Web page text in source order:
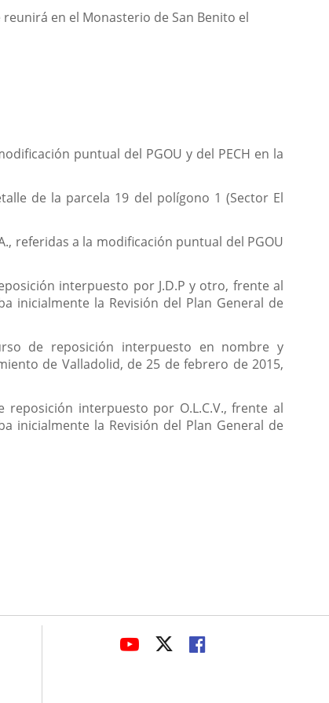
en el Monasterio de San Benito el
puntual del PGOU y del PECH en la
de la parcela 19 del polígono 1 (Sector El
referidas a la modificación puntual del PGOU
interpuesto por J.D.P y otro, frente al
inicialmente la Revisión del Plan General de
de reposición interpuesto en nombre y
de Valladolid, de 25 de febrero de 2015,
interpuesto por O.L.C.V., frente al
inicialmente la Revisión del Plan General de
LINK
LINKLINK